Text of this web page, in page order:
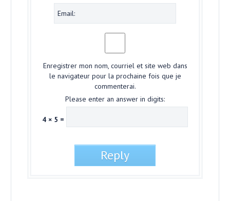
Enregistrer mon nom, courriel et site web dans
le navigateur pour la prochaine fois que je
commenterai.
Please enter an answer in digits:
4 × 5 =